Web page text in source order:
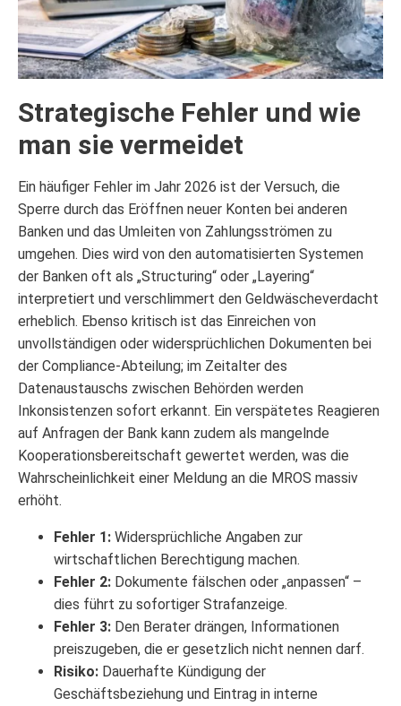
Strategische Fehler und wie
man sie vermeidet
Ein häufiger Fehler im Jahr 2026 ist der Versuch, die
Sperre durch das Eröffnen neuer Konten bei anderen
Banken und das Umleiten von Zahlungsströmen zu
umgehen. Dies wird von den automatisierten Systemen
der Banken oft als „Structuring“ oder „Layering“
interpretiert und verschlimmert den Geldwäscheverdacht
erheblich. Ebenso kritisch ist das Einreichen von
unvollständigen oder widersprüchlichen Dokumenten bei
der Compliance-Abteilung; im Zeitalter des
Datenaustauschs zwischen Behörden werden
Inkonsistenzen sofort erkannt. Ein verspätetes Reagieren
auf Anfragen der Bank kann zudem als mangelnde
Kooperationsbereitschaft gewertet werden, was die
Wahrscheinlichkeit einer Meldung an die MROS massiv
erhöht.
Fehler 1: Widersprüchliche Angaben zur
wirtschaftlichen Berechtigung machen.
Fehler 2: Dokumente fälschen oder „anpassen“ –
dies führt zu sofortiger Strafanzeige.
Fehler 3: Den Berater drängen, Informationen
preiszugeben, die er gesetzlich nicht nennen darf.
Risiko: Dauerhafte Kündigung der
Geschäftsbeziehung und Eintrag in interne